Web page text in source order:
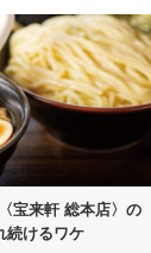
〈宝来軒 総本店〉の
続けるワケ